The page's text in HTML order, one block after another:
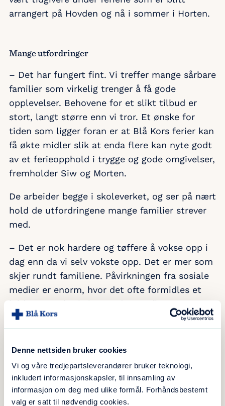
Denne nettsiden bruker cookies
Vi og våre tredjepartsleverandører bruker teknologi,
inkludert informasjonskapsler, til innsamling av
informasjon om deg med ulike formål. Forhåndsbestemt
valg er satt til nødvendig cookies.
arrangert på Hovden og nå i sommer i Horten.
Mange utfordringer
– Det har fungert fint. Vi treffer mange sårbare
familier som virkelig trenger å få gode
opplevelser. Behovene for et slikt tilbud er
stort, langt større enn vi tror. Et ønske for
tiden som ligger foran er at Blå Kors ferier kan
få økte midler slik at enda flere kan nyte godt
av et ferieopphold i trygge og gode omgivelser,
fremholder Siw og Morten.
De arbeider begge i skoleverket, og ser på nært
hold de utfordringene mange familier strever
med.
– Det er nok hardere og tøffere å vokse opp i
dag enn da vi selv vokste opp. Det er mer som
skjer rundt familiene. Påvirkningen fra sosiale
medier er enorm, hvor det ofte formidles et
bilde av at alt skal være dyrt og flott,
dessverre er glansbildet ofte falskt, ikke ekte,
sier Siw engasjert.
Økonomiske utfordringer
De forteller at mange barn har ikke alltid